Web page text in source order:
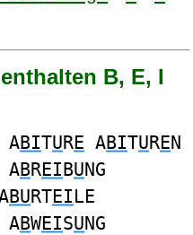
B, E, I
ABITURE ABITUREN
ABREIBUNG
BURTEILE
ABWEISUNG